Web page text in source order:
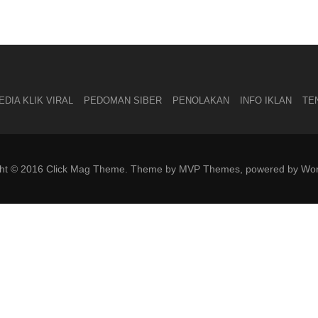
KLIK VIRAL PEDOMAN SIBER PENOLAKAN INFO IKLAN
© 2016 Click Mag Theme. Theme by MVP Themes, powered by